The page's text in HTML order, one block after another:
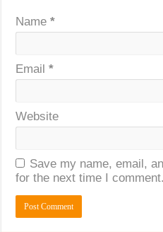
Name*
Email*
Website
Save my name, email,
for the next time I comment.